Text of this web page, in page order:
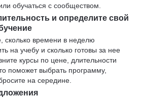
обучаться с сообществом.
и определите свой
сколько времени в неделю
на учебу и сколько готовы за нее
курсы по цене, длительности
поможет выбрать программу,
на середине.